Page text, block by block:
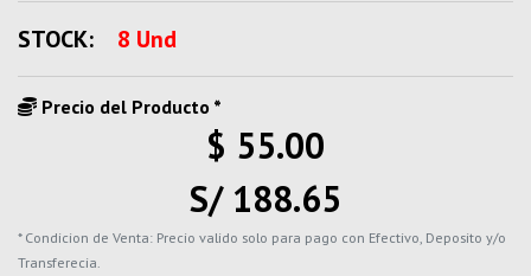
STOCK: 8 Und
Precio del Producto *
$ 55.00
S/ 188.65
* Condicion de Venta: Precio valido solo para pago con Efectivo, Deposito y/o
Transferecia.